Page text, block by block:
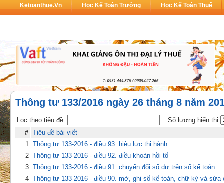
Ketoanthue.vn Học Kế Toán Trưởng Học Kế Toán Thuế
Thông tư 133/2016 ngày 26 tháng 8 năm
Lọc theo tiêu đề
Số lượng hiển thị
# Tiêu đề bài viết
1 Thông tư 133-2016 - điều 93. hiệu lực thi hành
2 Thông tư 133-2016 - điều 92. điều khoản hồi tố
3 Thông tư 133-2016 - điều 91. chuyển đổi số dư trên sổ kế toán
4 Thông tư 133-2016 - điều 90. mở, ghi sổ kế toán, chữ ký và sửa